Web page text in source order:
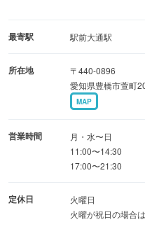
最寄駅 駅前大通駅
所在地
〒440-0896
愛知県豊橋市萱町
MAP
営業時間
月・水〜日
11:00〜14:30
17:00〜21:30
定休日
火曜日
火曜が祝日の場合